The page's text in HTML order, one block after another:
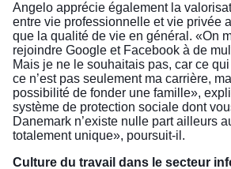
Angelo apprécie également la
entre vie professionnelle et vie privée
que la qualité de vie en général. «On
rejoindre Google et Facebook à de
Mais je ne le souhaitais pas, car ce
ce n’est pas seulement ma carrière,
possibilité de fonder une famille»,
système de protection sociale dont
Danemark n’existe nulle part ailleurs
totalement unique», poursuit-il.
Culture du travail dans le secteur